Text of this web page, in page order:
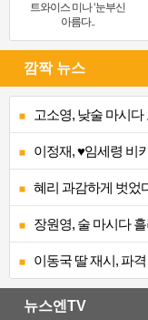
트와이스 미나 ‘눈부신
아름다..
깜짝 뉴스
고소영, 낮술 마시다
이정재, ♥임세령 비
혜리 과감하게 벗었
장원영, 술 마시다
이동국 딸 재시, 파
뉴스엔TV